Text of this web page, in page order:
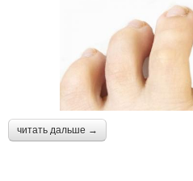
читать дальше →